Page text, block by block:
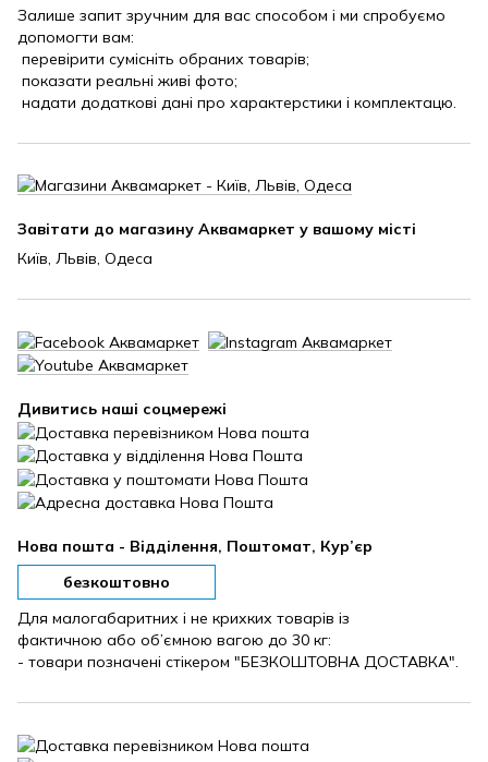
Залише запит зручним для вас способом і ми спробуємо
допомогти вам:
перевірити сумісніть обраних товарів;
показати реальні живі фото;
надати додаткові дані про характерстики і комплектацю.
Завітати до магазину Аквамаркет у вашому місті
Київ, Львів, Одеса
Дивитись наші соцмережі
Нова пошта - Відділення, Поштомат, Кур’єр
безкоштовно
Для малогабаритних і не крихких товарів із
фактичною або об’ємною вагою до 30 кг:
- товари позначені стікером "БЕЗКОШТОВНА ДОСТАВКА".